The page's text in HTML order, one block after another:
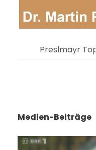
Preslmayr
Medien-Beiträge